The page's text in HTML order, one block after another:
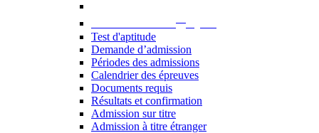
Test d'aptitude
Demande d’admission
Périodes des admissions
Calendrier des épreuves
Documents requis
Résultats et confirmation
Admission sur titre
Admission à titre étranger